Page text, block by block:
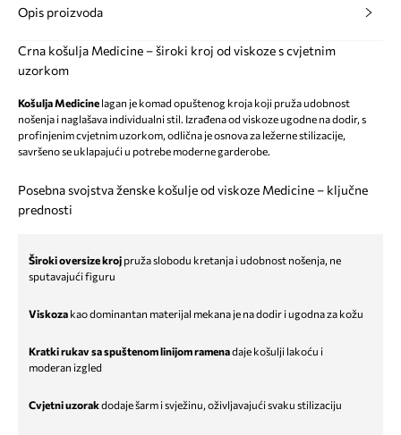
Opis proizvoda
Crna košulja Medicine – široki kroj od viskoze s cvjetnim
uzorkom
Košulja Medicine lagan je komad opuštenog kroja koji pruža udobnost
nošenja i naglašava individualni stil. Izrađena od viskoze ugodne na dodir, s
profinjenim cvjetnim uzorkom, odlična je osnova za ležerne stilizacije,
savršeno se uklapajući u potrebe moderne garderobe.
Posebna svojstva ženske košulje od viskoze Medicine – ključne
prednosti
Široki oversize kroj pruža slobodu kretanja i udobnost nošenja, ne
sputavajući figuru
Viskoza kao dominantan materijal mekana je na dodir i ugodna za kožu
Kratki rukav sa spuštenom linijom ramenadaje košulji lakoću i
moderan izgled
Cvjetni uzorakdodaje šarm i svježinu, oživljavajući svaku stilizaciju